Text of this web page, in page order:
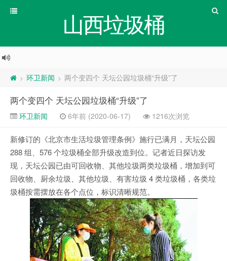
山西垃圾桶
> 环卫新闻 > 两个变四个 天坛公园垃圾桶“升级”了
两个变四个 天坛公园垃圾桶“升级”了
环卫新闻 6年前 (2020-06-17) 1216次浏览
新修订的《北京市生活垃圾管理条例》施行已满月，天坛公园
288 组、576 个垃圾桶全部升级改造到位。记者近日探访发
现，天坛公园已由可回收物、其他垃圾两类垃圾桶，增加到可
回收物、厨余垃圾、其他垃圾、有害垃圾 4 类垃圾桶，各类垃
圾桶按需摆放在各个点位，标识清晰规范。